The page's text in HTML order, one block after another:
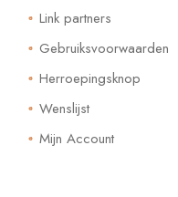
Link partners
Gebruiksvoorwaarden
Herroepingsknop
Wenslijst
Mijn Account